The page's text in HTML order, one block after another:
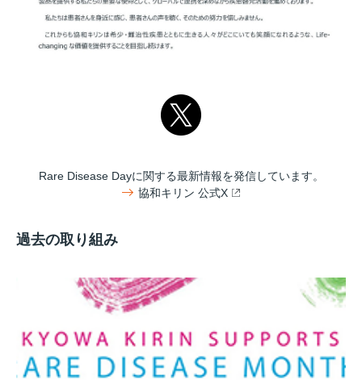
Rare Disease Dayに関する最新情報を発信しています。
協和キリン 公式X
過去の取り組み